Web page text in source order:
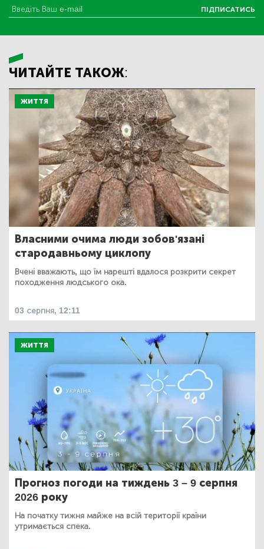
ПІДПИСАТИСЬ
ЧИТАЙТЕ ТАКОЖ:
ЖИТТЯ
Власними очима люди зобов'язані
стародавньому циклопу
Вчені вважають, що їм нарешті вдалося розкрити секрет
походження людського ока.
03 серпня, 12:11
ЖИТТЯ
Прогноз погоди на тиждень 3 – 9 серпня
2026 року
На початку тижня майже на всій території країни
утримається спека.